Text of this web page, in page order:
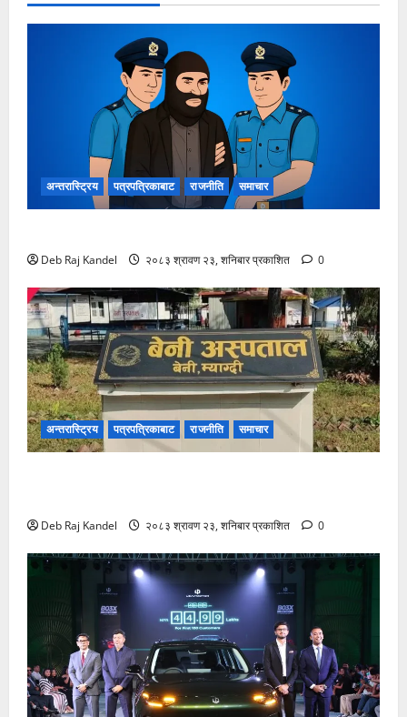
अन्तरास्ट्रिय पत्रपत्रिकाबाट राजनीति समाचार
Deb Raj Kandel २०८३ श्रावण २३, शनिबार प्रकाशित 0
अन्तरास्ट्रिय पत्रपत्रिकाबाट राजनीति समाचार
Deb Raj Kandel २०८३ श्रावण २३, शनिबार प्रकाशित 0